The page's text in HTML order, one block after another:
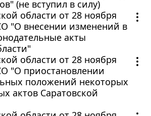
(не вступил в силу)
области от 28 ноября
"О внесении изменений в
акты
области от 28 ноября
"О приостановлении
положений некоторых
актов Саратовской